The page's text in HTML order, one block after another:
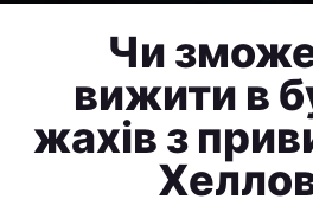
Чи
вижити в
жахів з